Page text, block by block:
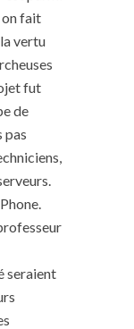
on fait
vertu
fut
de
pas
seraient